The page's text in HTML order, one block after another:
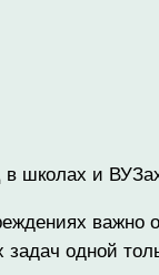
важно
одной